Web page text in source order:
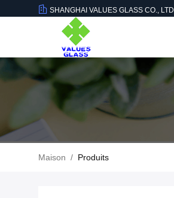
SHANGHAI VALUES GLASS CO., LTD
Maison / Produits